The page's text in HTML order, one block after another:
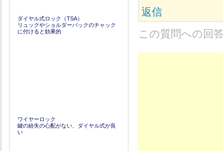
返信
この質問への回
ダイヤル式ロック（TSA）
リュックやショルダーバックのチャック
に付けると効果的
ワイヤーロック
鍵の紛失の心配がない、ダイヤル式が良
い